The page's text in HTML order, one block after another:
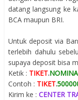
datang langsung ke
BCA maupun BRI.
Untuk deposit via
terlebih dahulu
supaya deposit bisa
Ketik : TIKET.
Contoh : TIKET.
Kirim ke : CENTER